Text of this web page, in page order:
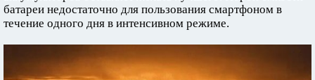
батареи недостаточно для пользования смартфоном в
течение одного дня в интенсивном режиме.